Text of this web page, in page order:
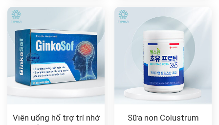
Viên uống hổ trợ trí nhớ
Sữa non Colustrum